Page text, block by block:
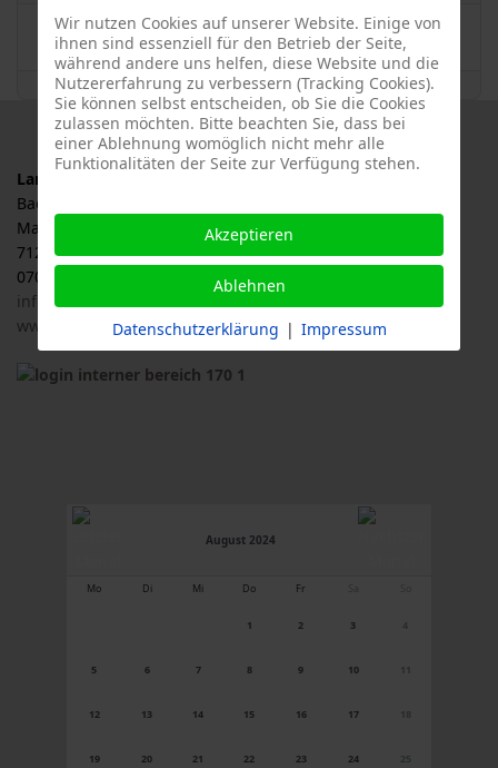
Es wurden keine Events gefunden
Landesverband für Obstbau, Garten und Landschaft
Baden-Württemberg e.V., LOGL
Malersbuckel 11
71263 Weil der Stadt
07033 / 69 23 902
info@logl-bw.de
www.logl-bw.de
August 2024
Mo Di Mi Do Fr
1 2 3 4
5 6 7 8 9 10 11
12 13 14 15 16 17 18
19 20 21 22 23 24 25
Wir nutzen Cookies auf unserer Website. Einige von
ihnen sind essenziell für den Betrieb der Seite,
während andere uns helfen, diese Website und die
Nutzererfahrung zu verbessern (Tracking Cookies).
Sie können selbst entscheiden, ob Sie die Cookies
zulassen möchten. Bitte beachten Sie, dass bei
einer Ablehnung womöglich nicht mehr alle
Funktionalitäten der Seite zur Verfügung stehen.
Akzeptieren
Ablehnen
Datenschutzerklärung | Impressum